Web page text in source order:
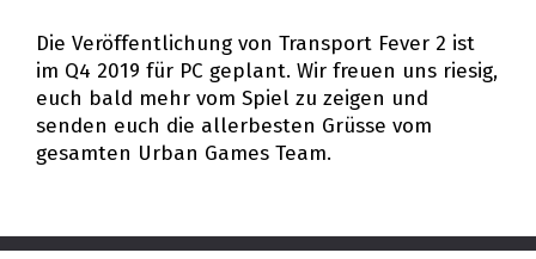
Die Veröffentlichung von Transport Fever 2 ist
im Q4 2019 für PC geplant. Wir freuen uns riesig,
euch bald mehr vom Spiel zu zeigen und
senden euch die allerbesten Grüsse vom
gesamten Urban Games Team.